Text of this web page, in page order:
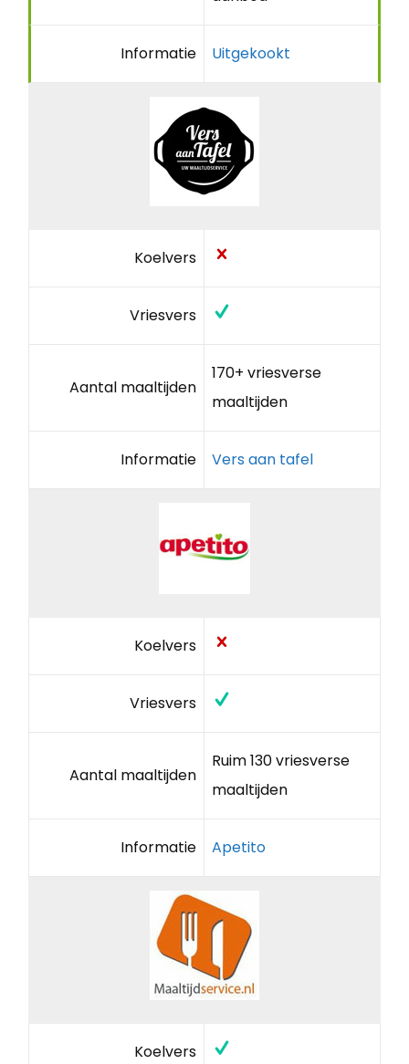
Informatie Uitgekookt
Koelvers
Vriesvers
Aantal maaltijden
170+ vriesverse
maaltijden
Informatie Vers aan tafel
Koelvers
Vriesvers
Aantal maaltijden
Ruim 130 vriesverse
maaltijden
Informatie Apetito
Koelvers